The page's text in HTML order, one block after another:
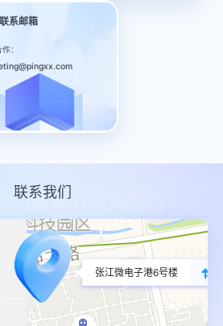
联系邮箱
：
联系我们
张江微电子港6号楼